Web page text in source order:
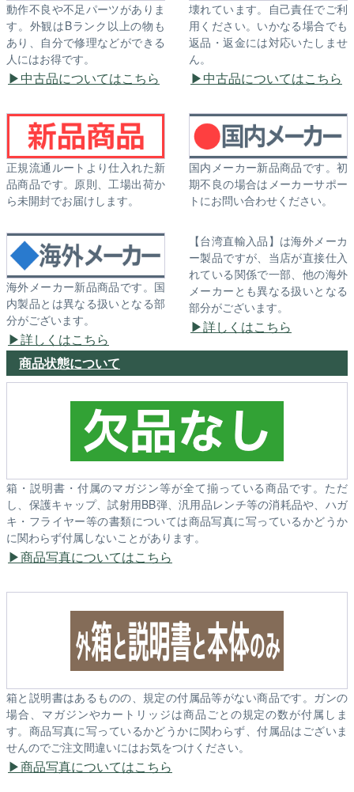
動作不良や不足パーツがありま
す。外観はBランク以上の物も
あり、自分で修理などができる
人にはお得です。
中古品についてはこちら
壊れています。自己責任でご利
用ください。いかなる場合でも
返品・返金には対応いたしませ
ん。
中古品についてはこちら
正規流通ルートより仕入れた新
品商品です。原則、工場出荷か
ら未開封でお届けします。
国内メーカー新品商品です。初
期不良の場合はメーカーサポー
トにお問い合わせください。
海外メーカー新品商品です。国
内製品とは異なる扱いとなる部
分がございます。
詳しくはこちら
【台湾直輸入品】は海外メーカ
ー製品ですが、当店が直接仕入
れている関係で一部、他の海外
メーカーとも異なる扱いとなる
部分がございます。
詳しくはこちら
商品状態について
箱・説明書・付属のマガジン等が全て揃っている商品です。ただ
し、保護キャップ、試射用BB弾、汎用品レンチ等の消耗品や、ハガ
キ・フライヤー等の書類については商品写真に写っているかどうか
に関わらず付属しないことがあります。
商品写真についてはこちら
箱と説明書はあるものの、規定の付属品等がない商品です。ガンの
場合、マガジンやカートリッジは商品ごとの規定の数が付属しま
す。商品写真に写っているかどうかに関わらず、付属品はございま
せんのでご注文間違いにはお気をつけください。
商品写真についてはこちら